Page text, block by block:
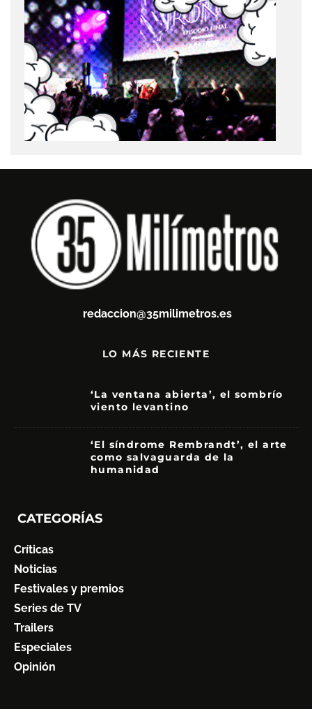
redaccion@35milimetros.es
LO MÁS RECIENTE
‘La ventana abierta’, el sombrío
viento levantino
‘El síndrome Rembrandt’, el arte
como salvaguarda de la
humanidad
CATEGORÍAS
Críticas
Noticias
Festivales y premios
Series de TV
Trailers
Especiales
Opinión